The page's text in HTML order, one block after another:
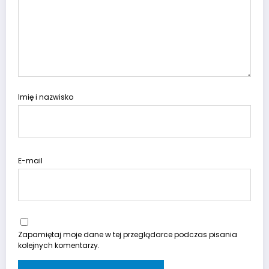
Imię i nazwisko
E-mail
Zapamiętaj moje dane w tej przeglądarce podczas pisania
kolejnych komentarzy.